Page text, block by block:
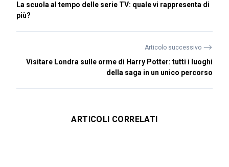
La scuola al tempo delle serie TV: quale vi rappresenta di
più?
Articolo successivo ⟶
Visitare Londra sulle orme di Harry Potter: tutti i luoghi
della saga in un unico percorso
ARTICOLI CORRELATI